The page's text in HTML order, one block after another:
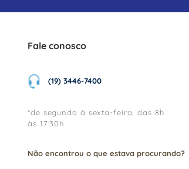
Fale conosco
(19) 3446-7400
*de segunda à sexta-feira, das 8h
às 17:30h
Não encontrou o que estava procurando?